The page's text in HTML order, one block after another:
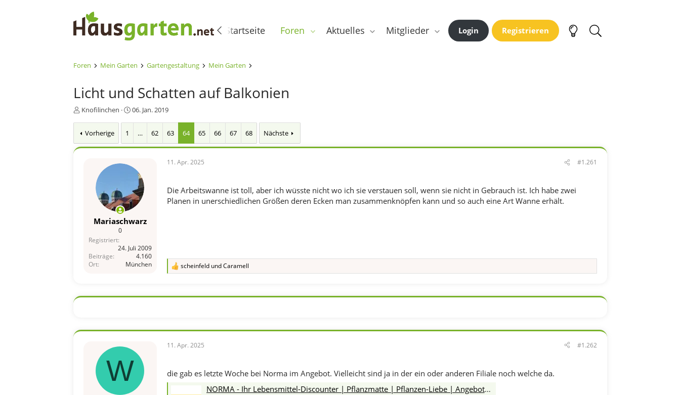
Startseite Foren Aktuelles Mitglieder Login Registrieren
Foren Mein Garten Gartengestaltung Mein Garten
Licht und Schatten auf Balkonien
E
t
e
Knofilinchen
E
e
m
06. Jan. 2019
Vorherige 1 … 62 63 64 65 66 67 68 Nächste
Mariaschwarz
0
Registriert
24. Juli 2009
Beiträge
4.160
Ort
München
11. Apr. 2025 #1.261
Die Arbeitswanne ist toll, aber ich wüsste nicht wo ich sie verstauen soll, wenn sie nicht in Gebrauch ist. Ich habe zwei
Planen in unerschiedlichen Größen deren Ecken man zusammenknöpfen kann und so auch eine Art Wanne erhält.
R
e
n
scheinfeldundCaramell
W
11. Apr. 2025 #1.262
die gab es letzte Woche bei Norma im Angebot. Vielleicht sind ja in der ein oder anderen Filiale noch welche da.
NORMA - Ihr Lebensmittel-Discounter | Pflanzmatte | Pflanzen-Liebe | Angebote ab Montag, 31.03.